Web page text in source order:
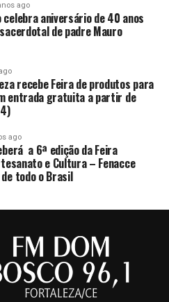
ago
celebra aniversário de 40 anos
de padre Mauro
recebe Feira de produtos para
entrada gratuita a partir de
ago
a 6ª edição da Feira
e Cultura – Fenacce
todo o Brasil